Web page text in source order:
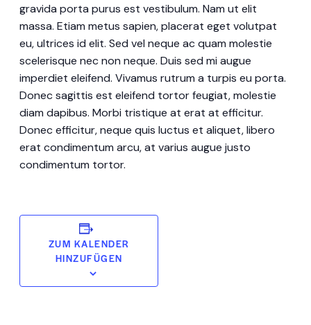
gravida porta purus est vestibulum. Nam ut elit
massa. Etiam metus sapien, placerat eget volutpat
eu, ultrices id elit. Sed vel neque ac quam molestie
scelerisque nec non neque. Duis sed mi augue
imperdiet eleifend. Vivamus rutrum a turpis eu porta.
Donec sagittis est eleifend tortor feugiat, molestie
diam dapibus. Morbi tristique at erat at efficitur.
Donec efficitur, neque quis luctus et aliquet, libero
erat condimentum arcu, at varius augue justo
condimentum tortor.
ZUM KALENDER
HINZUFÜGEN